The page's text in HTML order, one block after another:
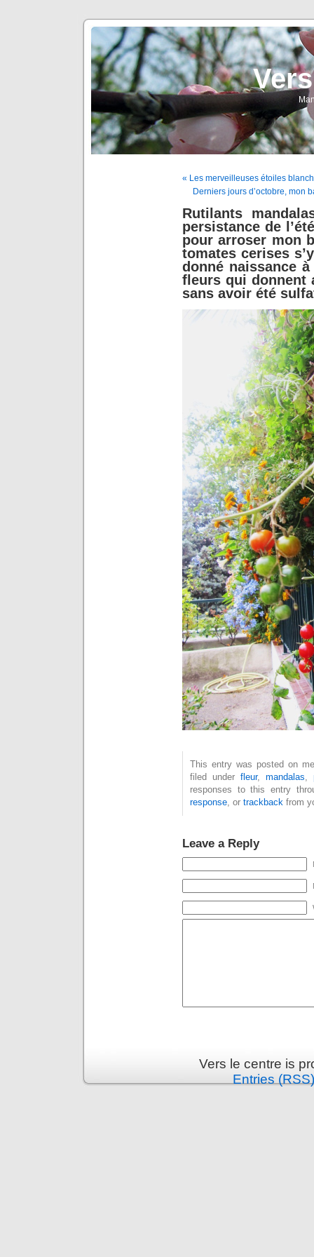
« Les merveilleuses étoiles
Derniers jours d’octobre, mon
Rutilants
persistance de
pour arroser mon
tomates cerises
donné naissance
fleurs qui donnent
sans avoir été
This entry was posted on
filed under fleur, mandalas
responses to this entry
response , or trackback from
Leave a Reply
Vers le centre is
Entries (RSS)